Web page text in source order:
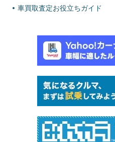
車買取査定お役立ちガイド